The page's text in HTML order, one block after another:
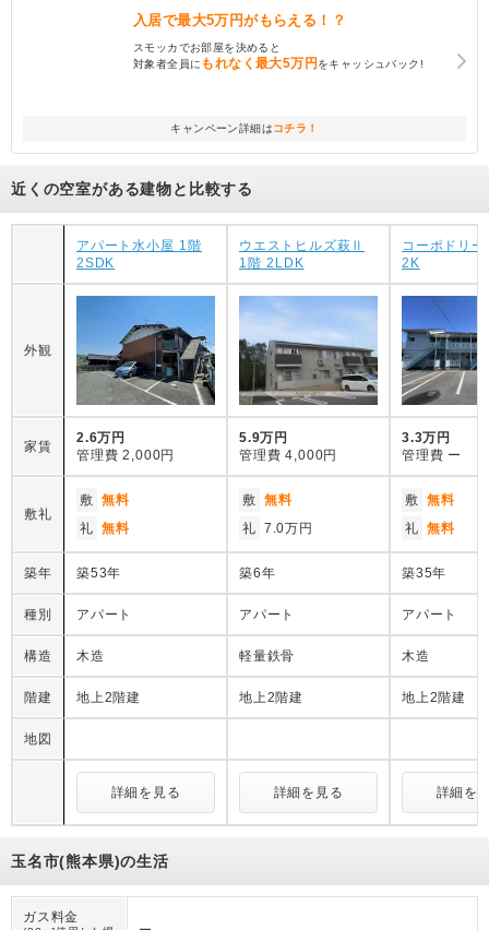
入居で最大5万円がもらえる！？
スモッカでお部屋を決めると
対象者全員に もれなく最大5万円 をキャッシュバック!
キャンペーン詳細はコチラ！
近くの空室がある建物と比較する
アパート水小屋 1階
2SDK
ウエストヒルズ萩Ⅱ
1階 2LDK
コーポドリ
2K
外観
家賃
2.6万円
管理費 2,000円
5.9万円
管理費 4,000円
3.3万円
管理費 ー
敷礼
敷 無料
礼 無料
敷 無料
礼 7.0万円
敷 無料
礼 無料
築年 築53年 築6年 築35年
種別 アパート アパート アパート
構造 木造 軽量鉄骨 木造
階建 地上2階建 地上2階建 地上2階建
地図
詳細を見る 詳細を見る 詳細を
玉名市(熊本県)の生活
ガス料金